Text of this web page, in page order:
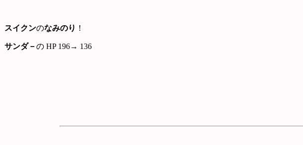
スイクンのなみのり ！
サンダ－の HP 196→ 136